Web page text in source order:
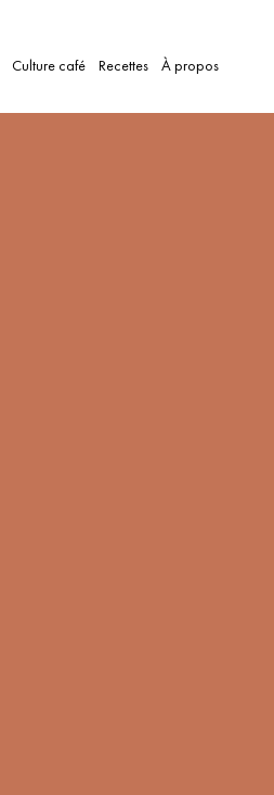
Culture café Recettes À propos